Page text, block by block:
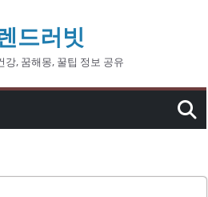
드러빗
강, 꿈해몽, 꿀팁 정보 공유